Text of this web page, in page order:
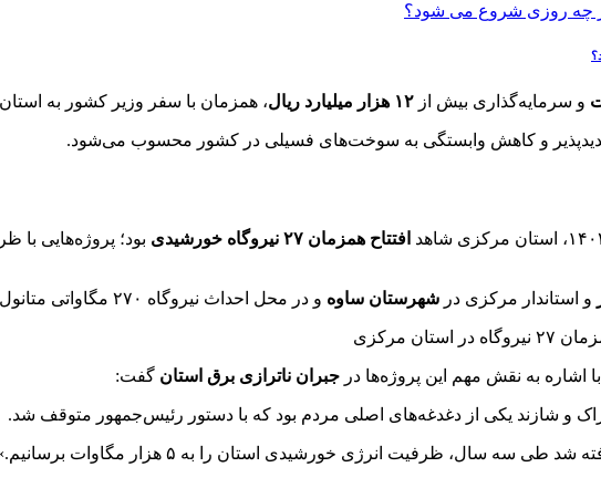
و سرمایه‌گذاری بیش از ۱۲ هزار میلیارد ریال ، همزمان با سفر وزیر کشور به
و کاهش وابستگی به سوخت‌های فسیلی در کشور محسوب می‌شود.
افتتاح همزمان ۲۷ نیروگاه خورشیدی بود؛ پروژه‌هایی با ظرفیت
و استاندار مرکزی در شهرستان ساوه و در محل احداث نیروگاه ۲۷۰ مگاواتی متانول کاوه برگزار شد.
اشاره به نقش مهم این پروژه‌ها در جبران ناترازی برق استان گفت:
و شازند یکی از دغدغه‌های اصلی مردم بود که با دستور رئیس‌جمهور متوقف شد.
سه سال، ظرفیت انرژی خورشیدی استان را به ۵ هزار مگاوات برسانیم.»